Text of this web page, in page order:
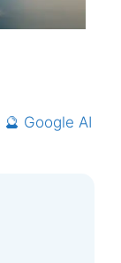
🔮 Google AI